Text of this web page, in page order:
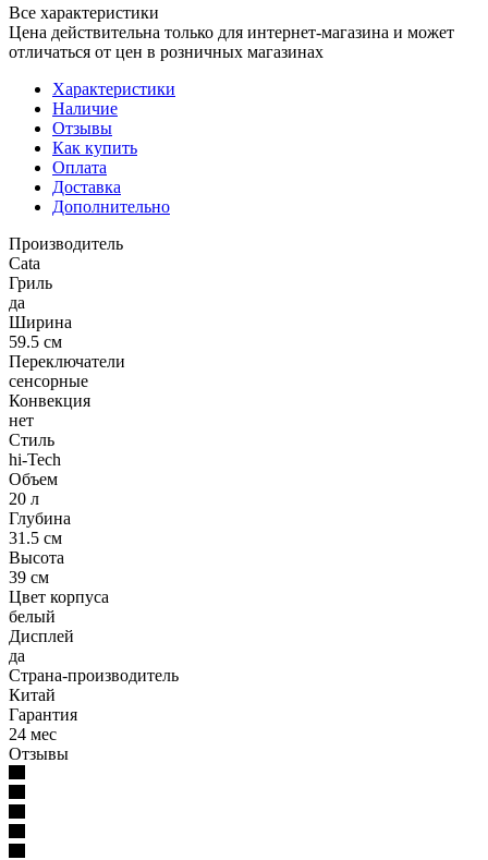
Все характеристики
Цена действительна только для интернет-магазина и может
отличаться от цен в розничных магазинах
Характеристики
Наличие
Отзывы
Как купить
Оплата
Доставка
Дополнительно
Производитель
Cata
Гриль
да
Ширина
59.5 см
Переключатели
сенсорные
Конвекция
нет
Стиль
hi-Tech
Объем
20 л
Глубина
31.5 см
Высота
39 см
Цвет корпуса
белый
Дисплей
да
Страна-производитель
Китай
Гарантия
24 мес
Отзывы